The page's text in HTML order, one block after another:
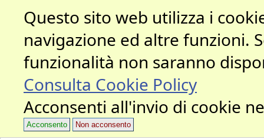
Questo sito web utilizza i
navigazione ed altre funzioni.
funzionalità non saranno
Consulta Cookie Policy
Acconsenti all'invio di cookie
Acconsento Non acconsento